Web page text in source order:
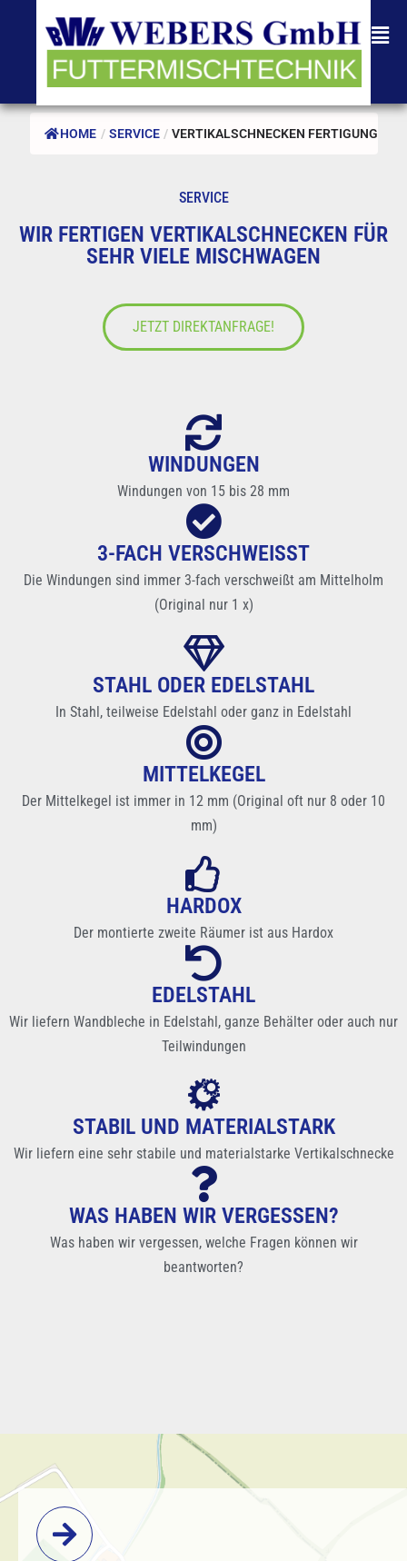
HOME / SERVICE / VERTIKALSCHNECKEN FERTIGUNG
SERVICE
WIR FERTIGEN VERTIKALSCHNECKEN FÜR
SEHR VIELE MISCHWAGEN
JETZT DIREKTANFRAGE!
WINDUNGEN
Windungen von 15 bis 28 mm
3-FACH VERSCHWEISST
Die Windungen sind immer 3-fach verschweißt am Mittelholm
(Original nur 1 x)
STAHL ODER EDELSTAHL
In Stahl, teilweise Edelstahl oder ganz in Edelstahl
MITTELKEGEL
Der Mittelkegel ist immer in 12 mm (Original oft nur 8 oder 10
mm)
HARDOX
Der montierte zweite Räumer ist aus Hardox
EDELSTAHL
Wir liefern Wandbleche in Edelstahl, ganze Behälter oder auch nur
Teilwindungen
STABIL UND MATERIALSTARK
Wir liefern eine sehr stabile und materialstarke Vertikalschnecke
WAS HABEN WIR VERGESSEN?
Was haben wir vergessen, welche Fragen können wir
beantworten?